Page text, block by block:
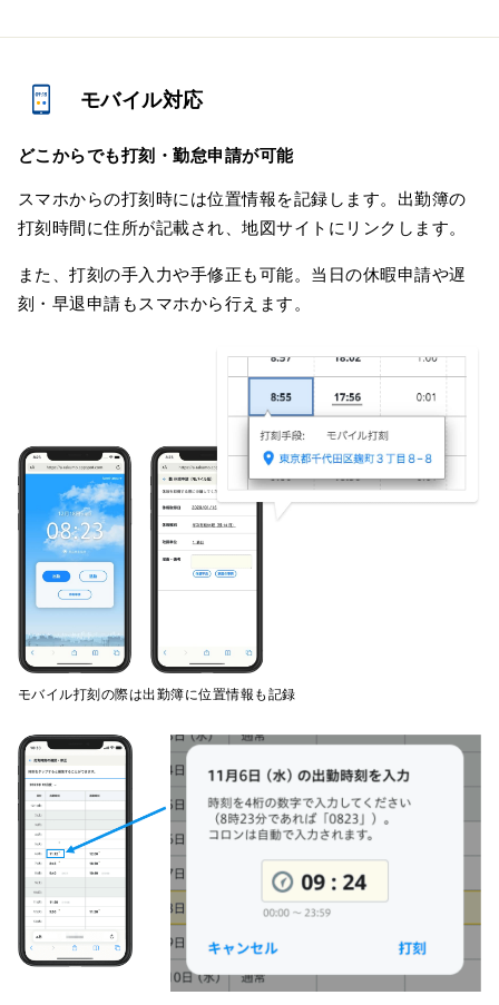
モバイル対応
どこからでも打刻・勤怠申請が可能
スマホからの打刻時には位置情報を記録します。出勤簿の
打刻時間に住所が記載され、地図サイトにリンクします。
また、打刻の手入力や手修正も可能。当日の休暇申請や遅
刻・早退申請もスマホから行えます。
モバイル打刻の際は出勤簿に位置情報も記録